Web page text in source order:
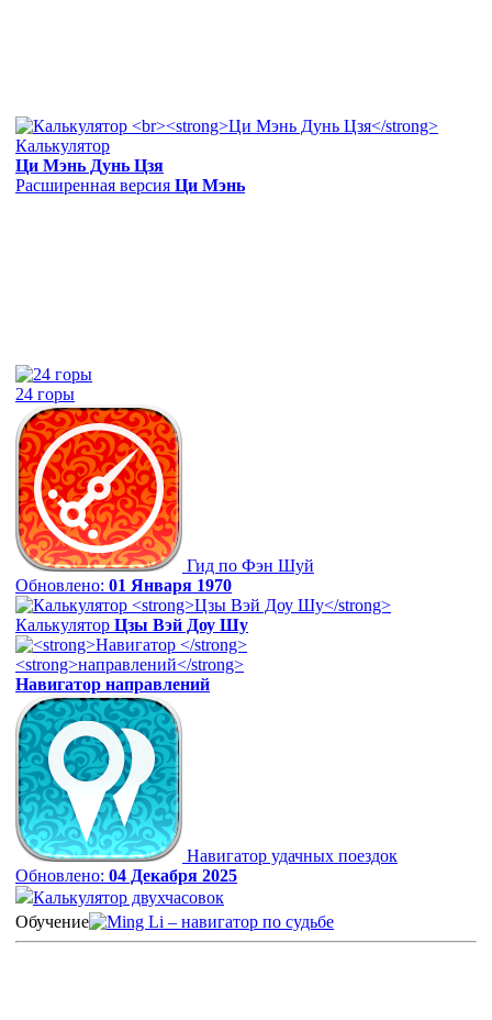
Калькулятор
Ци Мэнь Дунь Цзя
Расширенная версия Ци Мэнь
24 горы
Гид по Фэн Шуй
Обновлено: 01 Января 1970
Калькулятор Цзы Вэй Доу Шу
Навигатор направлений
Навигатор удачных поездок
Обновлено: 04 Декабря 2025
Калькулятор двухчасовок
Обучение